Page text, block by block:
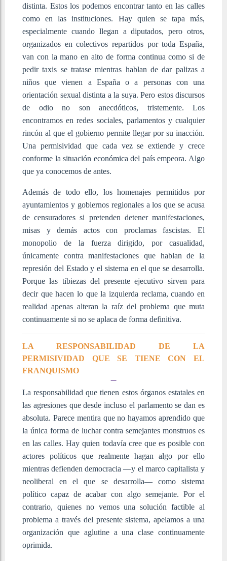
distinta. Estos los podemos encontrar tanto en las calles
como en las instituciones. Hay quien se tapa más,
especialmente cuando llegan a diputados, pero otros,
organizados en colectivos repartidos por toda España,
van con la mano en alto de forma continua como si de
pedir taxis se tratase mientras hablan de dar palizas a
niños que vienen a España o a personas con una
orientación sexual distinta a la suya. Pero estos discursos
de odio no son anecdóticos, tristemente. Los
encontramos en redes sociales, parlamentos y cualquier
rincón al que el gobierno permite llegar por su inacción.
Una permisividad que cada vez se extiende y crece
conforme la situación económica del país empeora. Algo
que ya conocemos de antes.
Además de todo ello, los homenajes permitidos por
ayuntamientos y gobiernos regionales a los que se acusa
de censuradores si pretenden detener manifestaciones,
misas y demás actos con proclamas fascistas. El
monopolio de la fuerza dirigido, por casualidad,
únicamente contra manifestaciones que hablan de la
represión del Estado y el sistema en el que se desarrolla.
Porque las tibiezas del presente ejecutivo sirven para
decir que hacen lo que la izquierda reclama, cuando en
realidad apenas alteran la raíz del problema que muta
continuamente si no se aplaca de forma definitiva.
LA RESPONSABILIDAD DE LA
PERMISIVIDAD QUE SE TIENE CON EL
FRANQUISMO
La responsabilidad que tienen estos órganos estatales en
las agresiones que desde incluso el parlamento se dan es
absoluta. Parece mentira que no hayamos aprendido que
la única forma de luchar contra semejantes monstruos es
en las calles. Hay quien todavía cree que es posible con
actores políticos que realmente hagan algo por ello
mientras defienden democracia —y el marco capitalista y
neoliberal en el que se desarrolla— como sistema
político capaz de acabar con algo semejante. Por el
contrario, quienes no vemos una solución factible al
problema a través del presente sistema, apelamos a una
organización que aglutine a una clase continuamente
oprimida.